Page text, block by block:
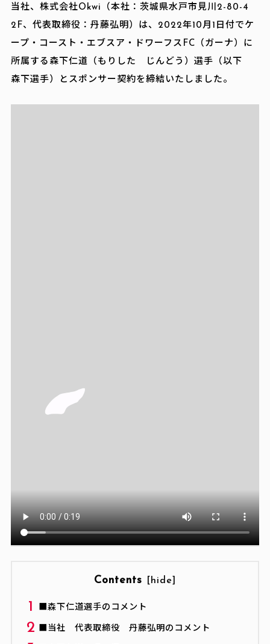
当社、株式会社Okwi（本社：茨城県水戸市見川2-80-4
2F、代表取締役：丹藤弘明）は、2022年10月1日付でケ
ープ・コースト・エブスア・ドワーフスFC（ガーナ）に
所属する森下仁道（もりした じんどう）選手（以下
森下選手）とスポンサー契約を締結いたしました。
Contents hide
■森下仁道選手のコメント
■当社 代表取締役 丹藤弘明のコメント